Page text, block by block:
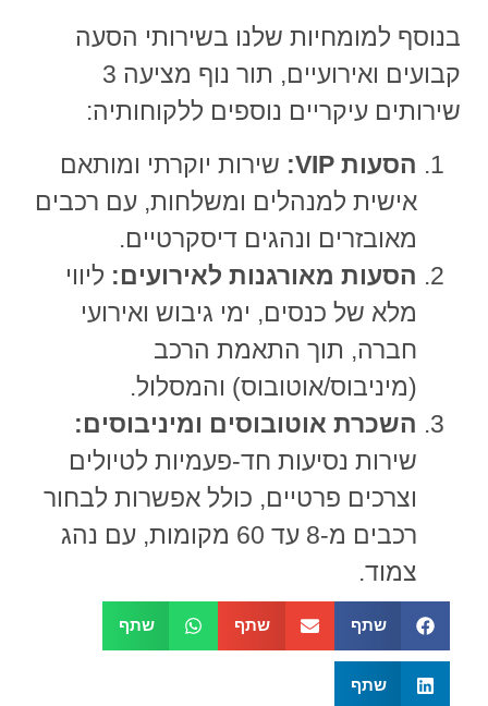
בנוסף למומחיות שלנו בשירותי הסעה
קבועים ואירועיים, תור נוף
מציעה 3
שירותים עיקריים נוספים ללקוחותיה:
הסעות VIP:
שירות יוקרתי ומותאם
אישית למנהלים ומשלחות, עם רכבים
מאובזרים ונהגים דיסקרטיים.
הסעות מאורגנות לאירועים: ליווי
מלא של כנסים, ימי גיבוש ואירועי
חברה, תוך התאמת הרכב
(מיניבוס/אוטובוס) והמסלול.
השכרת אוטובוסים ומיניבוסים:
שירות נסיעות חד-פעמיות לטיולים
וצרכים פרטיים, כולל אפשרות לבחור
רכבים מ-8 עד 60 מקומות, עם נהג
צמוד.
שתף שתף שתף
שתף